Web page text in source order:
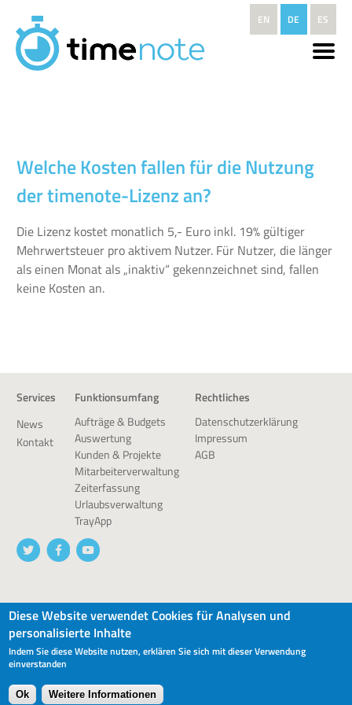
EN DE ES
Welche Kosten fallen für die Nutzung
der timenote-Lizenz an?
Die Lizenz kostet monatlich 5,- Euro inkl. 19% gültiger
Mehrwertsteuer pro aktivem Nutzer. Für Nutzer, die länger
als einen Monat als „inaktiv“ gekennzeichnet sind, fallen
keine Kosten an.
Services
News
Kontakt
Funktionsumfang
Aufträge & Budgets
Auswertung
Kunden & Projekte
Mitarbeiterverwaltung
Zeiterfassung
Urlaubsverwaltung
TrayApp
Rechtliches
Datenschutzerklärung
Impressum
AGB
© 2026 devworx GmbH & Co.KG
Diese Website verwendet Cookies für Analysen und
personalisierte Inhalte
Indem Sie diese Website nutzen, erklären Sie sich mit dieser Verwendung
einverstanden
Ok Weitere Informationen